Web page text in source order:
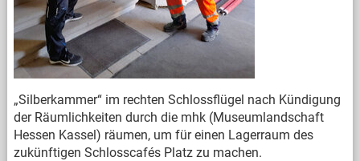
„Silberkammer“ im rechten Schlossflügel nach Kündigung
der Räumlichkeiten durch die mhk (Museumlandschaft
Hessen Kassel) räumen, um für einen Lagerraum des
zukünftigen Schlosscafés Platz zu machen.